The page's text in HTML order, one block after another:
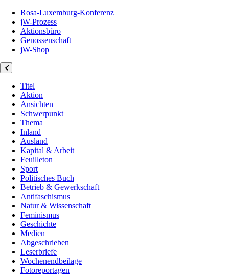
Rosa-Luxemburg-Konferenz
jW-Prozess
Aktionsbüro
Genossenschaft
jW-Shop
Titel
Aktion
Ansichten
Schwerpunkt
Thema
Inland
Ausland
Kapital & Arbeit
Feuilleton
Sport
Politisches Buch
Betrieb & Gewerkschaft
Antifaschismus
Natur & Wissenschaft
Feminismus
Geschichte
Medien
Abgeschrieben
Leserbriefe
Wochenendbeilage
Fotoreportagen